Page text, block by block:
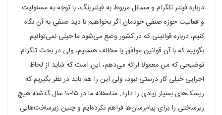
درباره فیلتر تلگرام و مسائل مربوط به فیلترینگ، با توجه به مسئولیت
و فعالیت حوزه صنفی خودمان اگر بخواهیم با دید صنفی به آن نگاه
کنیم، درباره قوانینی که در کشور وضع می‌شود ما خیلی نمی‌توانیم
بگوییم که با آن قوانین موافق یا مخالف هستیم، ولی در بحث تلگرام
توضیحی که من معمولا ارائه می‌دهم، این است که شاید از لحاظ
اجرایی خیلی کار درستی نبود، ولی این را هم باید در نظر بگیریم که
ریسک‌های بسیار زیادی را دارد. متاسفانه ما در ۱۵-۱۰ سال گذشته هیچ
زیرساختی را برای پیام‌رسان‌ها فراهم نکرده‌ایم و چنین زیرساخت‌هایی